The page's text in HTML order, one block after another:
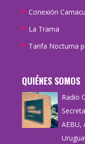
Conexión
La Trama
Tarifa Nocturna
QUIÉNES SOMOS
Radio
AEBU,